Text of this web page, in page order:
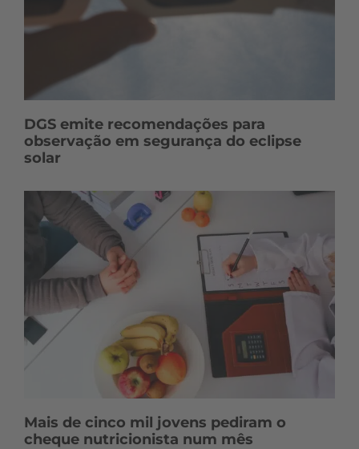
DGS emite recomendações para
observação em segurança do eclipse
solar
Mais de cinco mil jovens pediram o
cheque nutricionista num mês